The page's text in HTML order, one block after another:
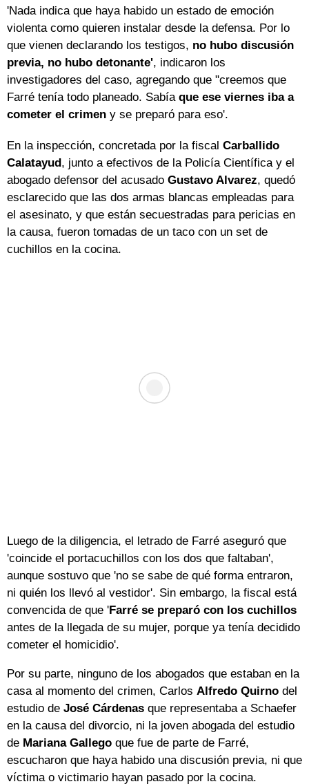
'Nada indica que haya habido un estado de emoción
violenta como quieren instalar desde la defensa. Por lo
que vienen declarando los testigos, no hubo discusión
previa, no hubo detonante', indicaron los
investigadores del caso, agregando que "creemos que
Farré tenía todo planeado. Sabía que ese viernes iba a
cometer el crimen y se preparó para eso'.
En la inspección, concretada por la fiscal Carballido
Calatayud, junto a efectivos de la Policía Científica y el
abogado defensor del acusado Gustavo Alvarez, quedó
esclarecido que las dos armas blancas empleadas para
el asesinato, y que están secuestradas para pericias en
la causa, fueron tomadas de un taco con un set de
cuchillos en la cocina.
Luego de la diligencia, el letrado de Farré aseguró que
'coincide el portacuchillos con los dos que faltaban',
aunque sostuvo que 'no se sabe de qué forma entraron,
ni quién los llevó al vestidor'. Sin embargo, la fiscal está
convencida de que 'Farré se preparó con los cuchillos
antes de la llegada de su mujer, porque ya tenía decidido
cometer el homicidio'.
Por su parte, ninguno de los abogados que estaban en la
casa al momento del crimen, Carlos Alfredo Quirno del
estudio de José Cárdenas que representaba a Schaefer
en la causa del divorcio, ni la joven abogada del estudio
de Mariana Gallego que fue de parte de Farré,
escucharon que haya habido una discusión previa, ni que
víctima o victimario hayan pasado por la cocina.